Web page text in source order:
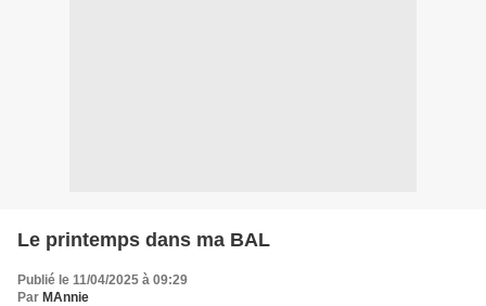
Le printemps dans ma BAL
Publié le 11/04/2025 à 09:29
Par MAnnie